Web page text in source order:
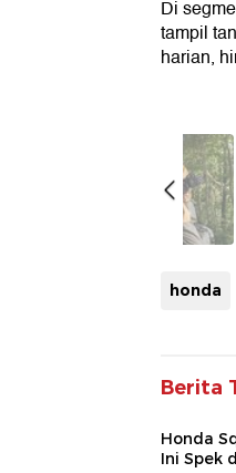
Di
tampil
harian,
honda
Berita
Honda
Ini Spek